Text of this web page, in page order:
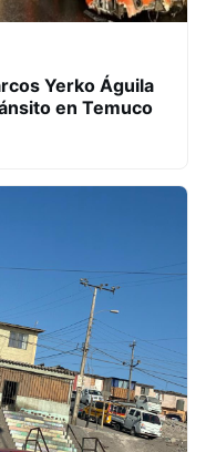
Yerko Águila
en Temuco